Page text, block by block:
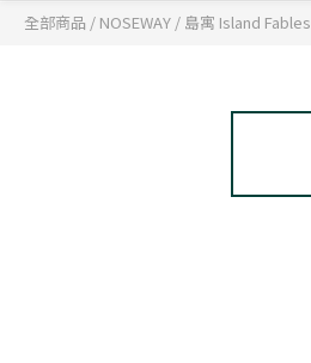
全部商品 / NOSEWAY / 島寓 Island Fables